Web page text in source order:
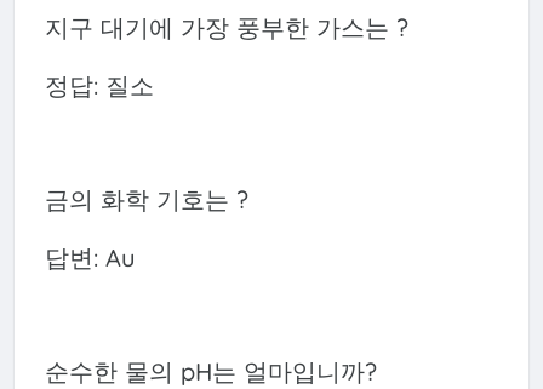
지구 대기에 가장 풍부한 가스는 ?
정답: 질소
금의 화학 기호는 ?
답변: Au
순수한 물의 pH는 얼마입니까?